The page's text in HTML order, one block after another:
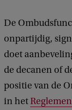
De
onpartijdig,
doet
de decanen of
positie van de
in het